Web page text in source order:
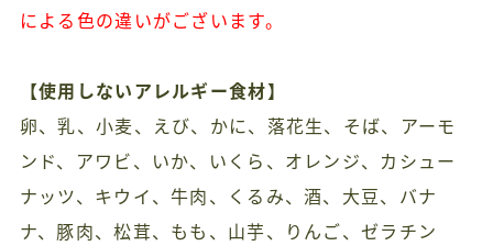
による色の違いがございます。
【使用しないアレルギー食材】
卵、乳、小麦、えび、かに、落花生、そば、アーモ
ンド、アワビ、いか、いくら、オレンジ、カシュー
ナッツ、キウイ、牛肉、くるみ、酒、大豆、バナ
ナ、豚肉、松茸、もも、山芋、りんご、ゼラチン